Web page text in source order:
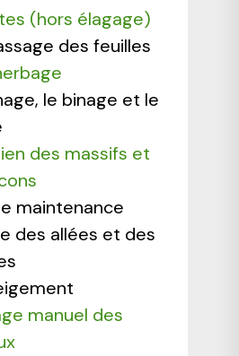
(hors élagage)
des feuilles
le binage et le
des massifs et
maintenance
des allées et des
manuel des